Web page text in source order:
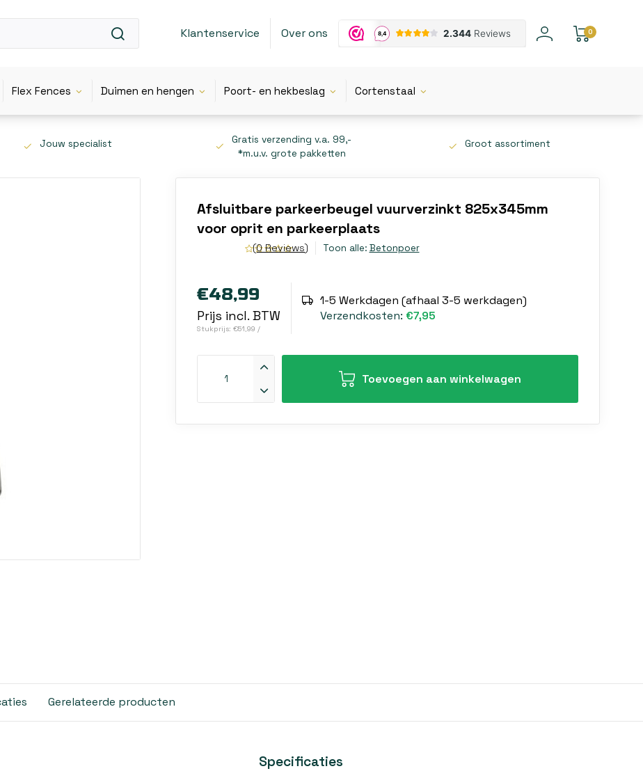
Klantenservice Over ons 0
Flex Fences Duimen en hengen Poort- en hekbeslag Cortenstaal
Jouw specialist
Gratis verzending v.a. 99,-
*m.u.v. grote pakketten
Groot assortiment
Afsluitbare parkeerbeugel vuurverzinkt 825x345mm
voor oprit en parkeerplaats
(0 Reviews) Toon alle: Betonpoer
€48,99
Prijs incl. BTW
Stukprijs: €51,99 /
1-5 Werkdagen (afhaal 3-5 werkdagen)
Verzendkosten: €7,95
Toevoegen aan winkelwagen
Gerelateerde producten
Specificaties